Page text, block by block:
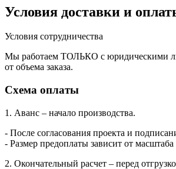
Условия доставки и
Условия сотрудничества
Мы работаем ТОЛЬКО с юридическими
от объема заказа.
Схема оплаты
1. Аванс – начало производства.
- После согласования проекта и
- Размер предоплаты зависит от
2. Окончательный расчет – перед